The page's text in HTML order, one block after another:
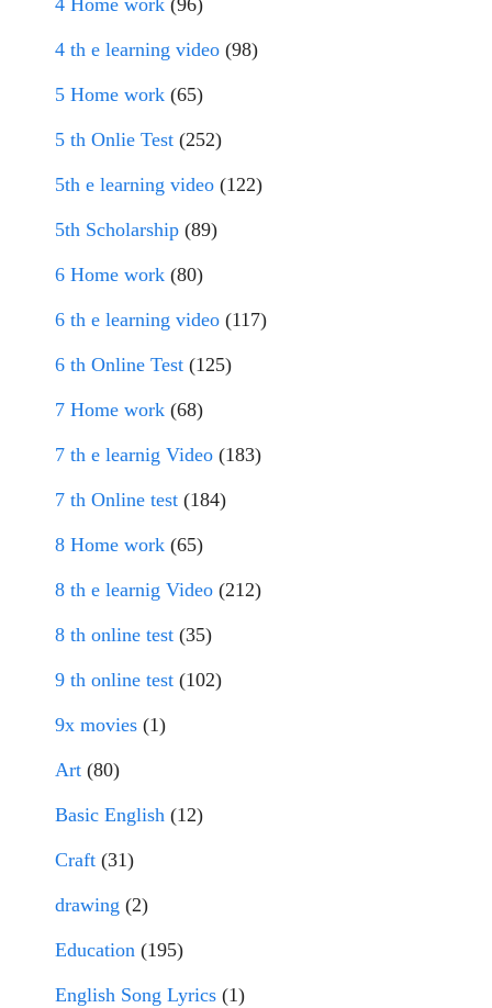
4 Home work (96)
4 th e learning video (98)
5 Home work (65)
5 th Onlie Test (252)
5th e learning video (122)
5th Scholarship (89)
6 Home work (80)
6 th e learning video (117)
6 th Online Test (125)
7 Home work (68)
7 th e learnig Video (183)
7 th Online test (184)
8 Home work (65)
8 th e learnig Video (212)
8 th online test (35)
9 th online test (102)
9x movies (1)
Art (80)
Basic English (12)
Craft (31)
drawing (2)
Education (195)
English Song Lyrics (1)